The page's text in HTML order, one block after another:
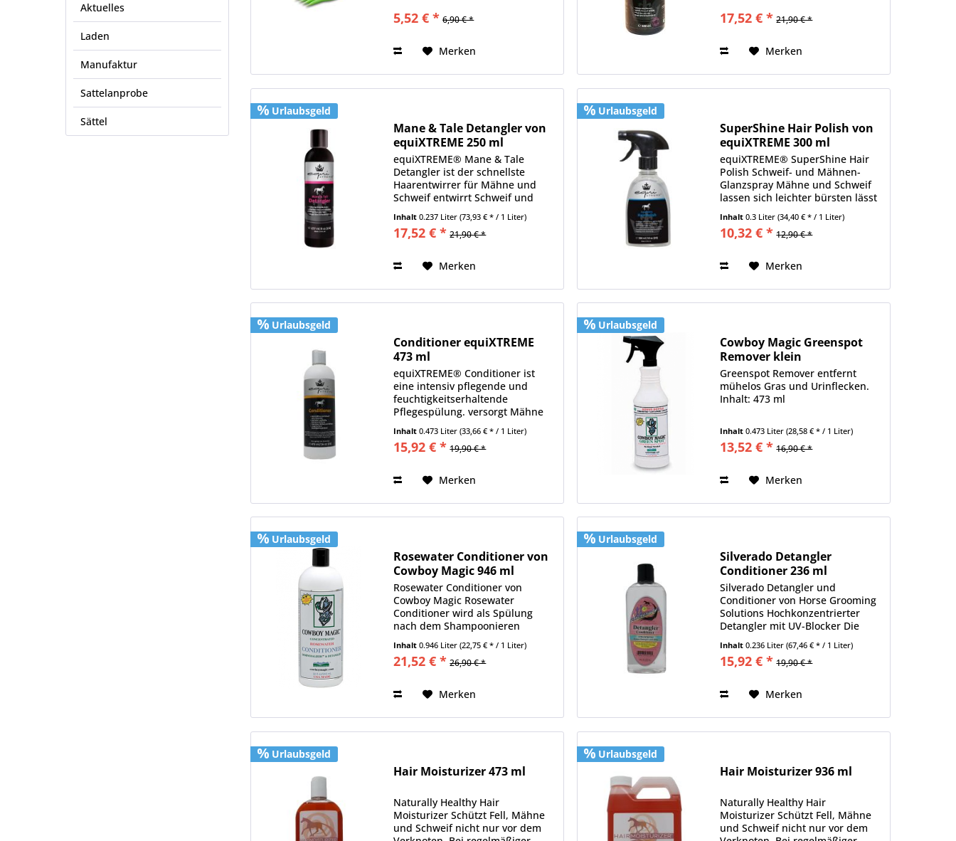
Aktuelles
Laden
Manufaktur
Sattelanprobe
Sättel
5,52 € * 6,90 € *
Merken
und Volumen keine öligen
Haarwachstum...
17,52 € * 21,90 € *
Merken
Urlaubsgeld
Mane & Tale Detangler von
equiXTREME 250 ml
equiXTREME® Mane & Tale
Detangler ist der schnellste
Haarentwirrer für Mähne und
Schweif entwirrt Schweif und
schnell zaubert ein perfektes
Ergebnis in wenigen Minuten
Volumen macht...
Inhalt0.237 Liter(73,93 € * / 1 Liter)
17,52 € * 21,90 € *
Merken
Urlaubsgeld
SuperShine Hair Polish von
equiXTREME 300 ml
equiXTREME® SuperShine Hair
Polish Schweif- und Mähnen-
Glanzspray Mähne und Schweif
lassen sich leichter bürsten lässt
fantastisch glänzen pflegt das
Haar bei jeder Anwendung wirkt
Inhalt0.3 Liter(34,40 € * / 1 Liter)
10,32 € * 12,90 € *
Merken
Urlaubsgeld
Conditioner equiXTREME
473 ml
equiXTREME® Conditioner ist
eine intensiv pflegende und
feuchtigkeitserhaltende
Pflegespülung. versorgt Mähne
und Schweif mit wertvollen
Wirkstoffen beugt Spliss vor
beseitigt Knoten im Schweif
glatter Schweif...
Inhalt0.473 Liter(33,66 € * / 1 Liter)
15,92 € * 19,90 € *
Merken
Urlaubsgeld
Cowboy Magic Greenspot
Remover klein
Greenspot Remover entfernt
mühelos Gras und Urinflecken.
Inhalt: 473 ml
Inhalt0.473 Liter(28,58 € * / 1 Liter)
13,52 € * 16,90 € *
Merken
Urlaubsgeld
Rosewater Conditioner von
Cowboy Magic 946 ml
Rosewater Conditioner von
Cowboy Magic Rosewater
Conditioner wird als Spülung
nach dem Shampoonieren
verwendet. Er befreit das
Langhaar von chemischen
Rückständen und
Aufladung der Haare wird
verhindert....
Inhalt0.946 Liter(22,75 € * / 1 Liter)
21,52 € * 26,90 € *
Merken
Urlaubsgeld
Silverado Detangler
Conditioner 236 ml
Silverado Detangler und
Conditioner von Horse Grooming
Solutions Hochkonzentrierter
Detangler mit UV-Blocker Die
Tiefenpflege für das Langhaar
Ihres Pferdes. Die Wirkung dieses
Detanglers hält mehrere Tage
Inhalt0.236 Liter(67,46 € * / 1 Liter)
15,92 € * 19,90 € *
Merken
Urlaubsgeld
Hair Moisturizer 473 ml
Naturally Healthy Hair
Moisturizer Schützt Fell, Mähne
und Schweif nicht nur vor dem
Urlaubsgeld
Hair Moisturizer 936 ml
Naturally Healthy Hair
Moisturizer Schützt Fell, Mähne
und Schweif nicht nur vor dem